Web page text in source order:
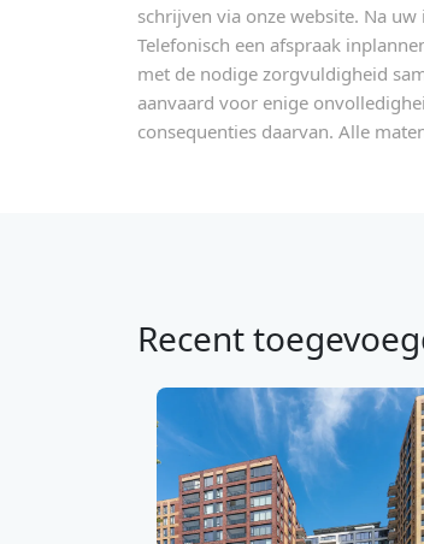
schrijven via onze website. Na
Telefonisch een afspraak
met de nodige zorgvuldigheid
aanvaard voor enige
consequenties daarvan. Alle
Recent